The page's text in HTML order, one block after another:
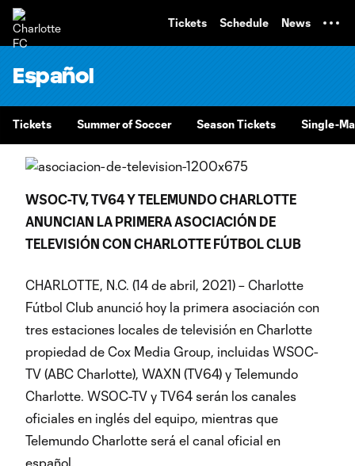
Tickets Schedule News
Español
Tickets Summer of Soccer Season Tickets Single-
WSOC-TV, TV64 Y TELEMUNDO CHARLOTTE
ANUNCIAN LA PRIMERA ASOCIACIÓN DE
TELEVISIÓN CON CHARLOTTE FÚTBOL CLUB
CHARLOTTE, N.C. (14 de abril, 2021) – Charlotte
Fútbol Club anunció hoy la primera asociación con
tres estaciones locales de televisión en Charlotte
propiedad de Cox Media Group, incluidas WSOC-
TV (ABC Charlotte), WAXN (TV64) y Telemundo
Charlotte. WSOC-TV y TV64 serán los canales
oficiales en inglés del equipo, mientras que
Telemundo Charlotte será el canal oficial en
español.